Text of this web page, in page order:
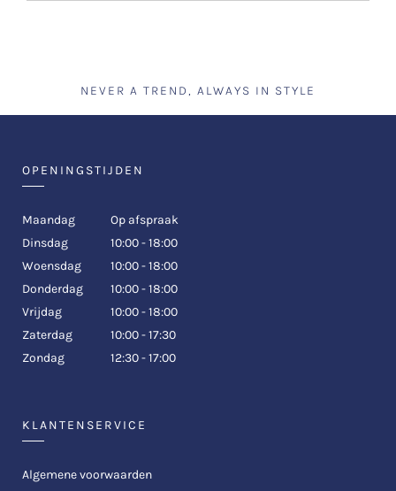
NEVER A TREND, ALWAYS IN STYLE
OPENINGSTIJDEN
Maandag
Op afspraak
Dinsdag
10:00 - 18:00
Woensdag
10:00 - 18:00
Donderdag
10:00 - 18:00
Vrijdag
10:00 - 18:00
Zaterdag
10:00 - 17:30
Zondag
12:30 - 17:00
KLANTENSERVICE
Algemene voorwaarden